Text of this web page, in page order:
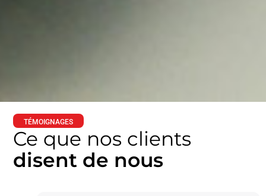
TÉMOIGNAGES
Ce que nos clients
disent de nous